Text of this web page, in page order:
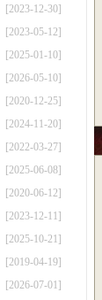
[2023-12-30]
[2023-05-12]
[2025-01-10]
[2026-05-10]
[2020-12-25]
[2024-11-20]
[2022-03-27]
[2025-06-08]
[2020-06-12]
[2023-12-11]
[2025-10-21]
[2019-04-19]
[2026-07-01]